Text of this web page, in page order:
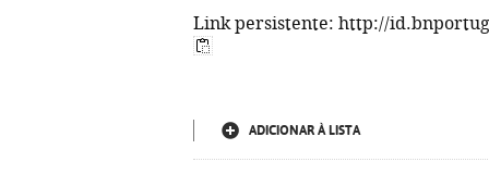
Link persistente: http://
ADICIONAR À LISTA